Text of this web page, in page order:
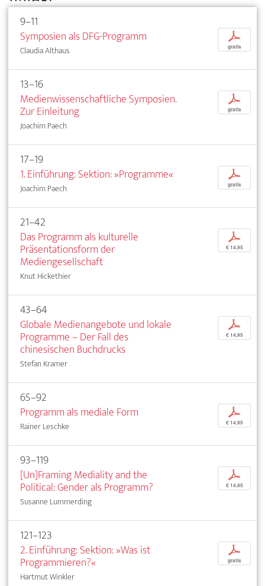
9–11
Symposien als DFG-Programm
Claudia Althaus
p
gratis
13–16
Medienwissenschaftliche Symposien.
Zur Einleitung
Joachim Paech
p
gratis
17–19
1. Einführung: Sektion: »Programme«
Joachim Paech
p
gratis
21–42
Das Programm als kulturelle
Präsentationsform der
Mediengesellschaft
Knut Hickethier
p
€ 14,95
43–64
Globale Medienangebote und lokale
Programme – Der Fall des
chinesischen Buchdrucks
Stefan Kramer
p
€ 14,95
65–92
Programm als mediale Form
Rainer Leschke
p
€ 14,95
93–119
[Un]Framing Mediality and the
Political: Gender als Programm?
Susanne Lummerding
p
€ 14,95
121–123
2. Einführung: Sektion: »Was ist
Programmieren?«
Hartmut Winkler
p
gratis